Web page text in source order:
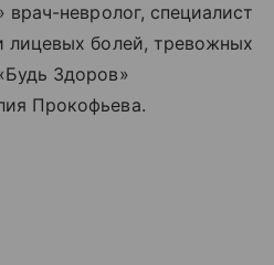
врач-невролог, специалист
лицевых болей, тревожных
Здоров»
Прокофьева.